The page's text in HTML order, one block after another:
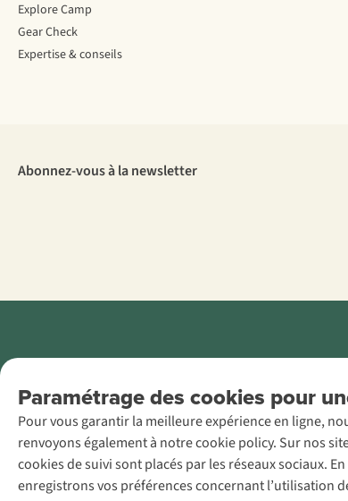
Paramétrage des cookies pour
Pour vous garantir la meilleure expérience en ligne,
renvoyons également à notre cookie policy. Sur nos
cookies de suivi sont placés par les réseaux sociaux.
enregistrons vos préférences concernant l’utilisation
Explore Camp
Gear Check
Expertise & conseils
Abonnez-vous à la newsletter
AS Adventure
Luxemburg SA,
Boulevard F.W.
Raiffeisen 25, L-
2411
Luxembourg